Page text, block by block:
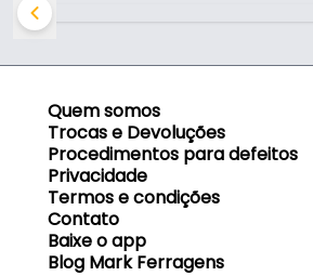
Quem somos
Trocas e Devoluções
Procedimentos para defeitos
Privacidade
Termos e condições
Contato
Baixe o app
Blog Mark Ferragens